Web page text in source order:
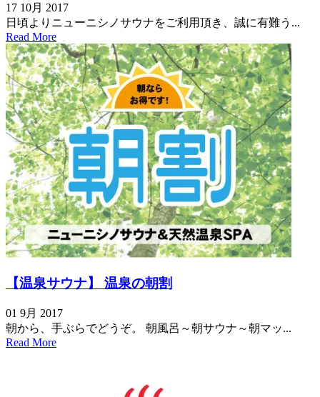
17 10月 2017
日頃よりニューニシノサウナをご利用頂き、誠に有難う...
Read More
【温泉サウナ】 温泉の朝割
01 9月 2017
朝から、手ぶらでどうぞ。 朝風呂～朝サウナ～朝マッ...
Read More